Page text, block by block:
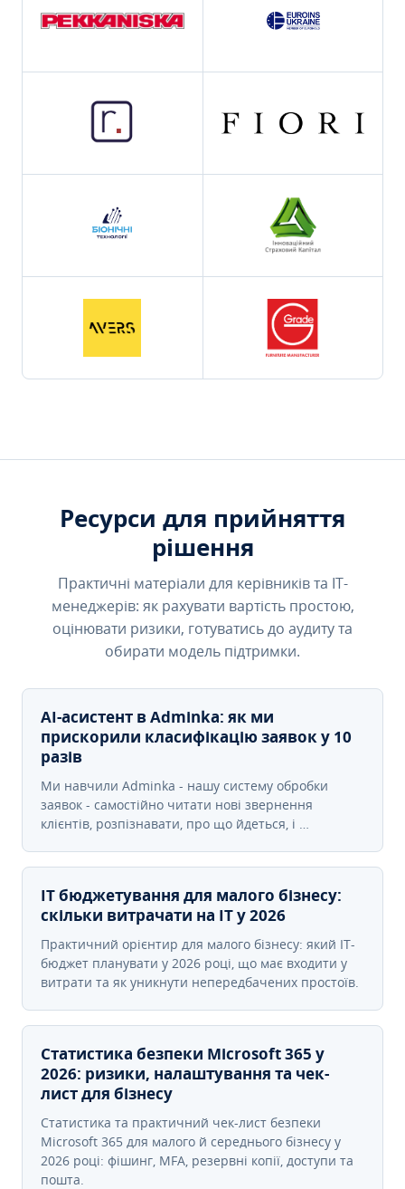
Ресурси для прийняття
рішення
Практичні матеріали для керівників та IT-
менеджерів: як рахувати вартість простою,
оцінювати ризики, готуватись до аудиту та
обирати модель підтримки.
AI-асистент в Adminka: як ми
прискорили класифікацію заявок у 10
разів
Ми навчили Adminka - нашу систему обробки
заявок - самостійно читати нові звернення
клієнтів, розпізнавати, про що йдеться, і …
IT бюджетування для малого бізнесу:
скільки витрачати на IT у 2026
Практичний орієнтир для малого бізнесу: який IT-
бюджет планувати у 2026 році, що має входити у
витрати та як уникнути непередбачених простоїв.
Статистика безпеки Microsoft 365 у
2026: ризики, налаштування та чек-
лист для бізнесу
Статистика та практичний чек-лист безпеки
Microsoft 365 для малого й середнього бізнесу у
2026 році: фішинг, MFA, резервні копії, доступи та
пошта.